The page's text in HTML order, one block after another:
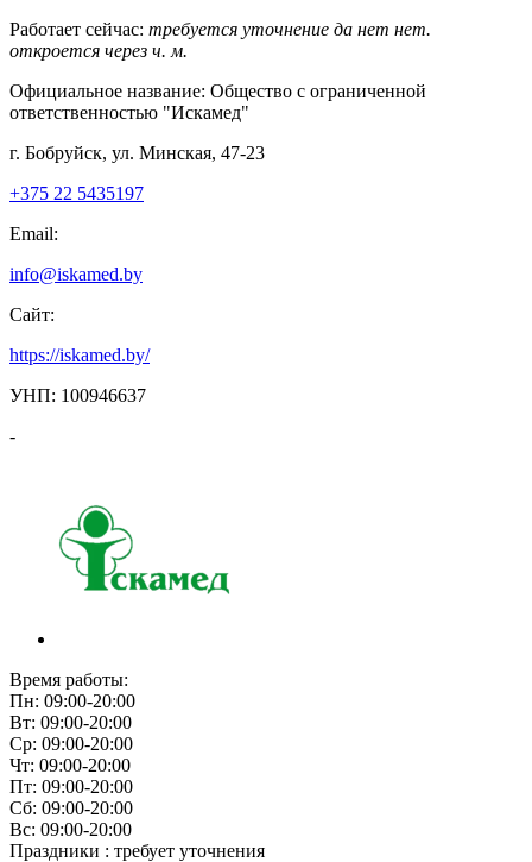
Работает сейчас: требуется уточнение да нет нет.
откроется через ч. м.
Официальное название: Общество с ограниченной
ответственностью "Искамед"
г. Бобруйск, ул. Минская, 47-23
+375 22 5435197
Email:
info@iskamed.by
Сайт:
https://iskamed.by/
УНП: 100946637
-
Время работы:
Пн: 09:00-20:00
Вт: 09:00-20:00
Ср: 09:00-20:00
Чт: 09:00-20:00
Пт: 09:00-20:00
Сб: 09:00-20:00
Вс: 09:00-20:00
Праздники : требует уточнения